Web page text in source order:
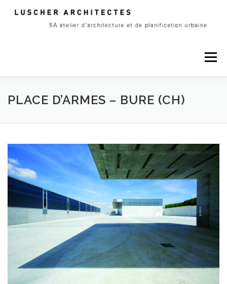
Menu
A PROPOS PROJETS CONTACT
PLACE D’ARMES – BURE (CH)